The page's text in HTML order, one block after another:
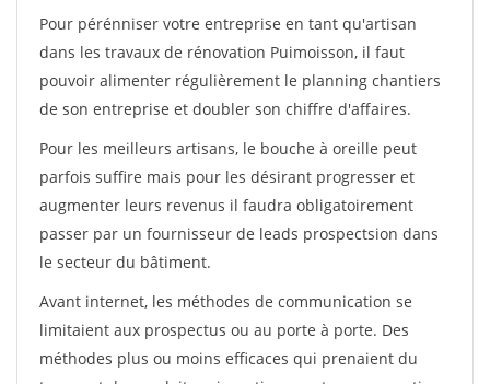
Pour pérénniser votre entreprise en tant qu'artisan
dans les travaux de rénovation Puimoisson, il faut
pouvoir alimenter régulièrement le planning chantiers
de son entreprise et doubler son chiffre d'affaires.
Pour les meilleurs artisans, le bouche à oreille peut
parfois suffire mais pour les désirant progresser et
augmenter leurs revenus il faudra obligatoirement
passer par un fournisseur de leads prospectsion dans
le secteur du bâtiment.
Avant internet, les méthodes de communication se
limitaient aux prospectus ou au porte à porte. Des
méthodes plus ou moins efficaces qui prenaient du